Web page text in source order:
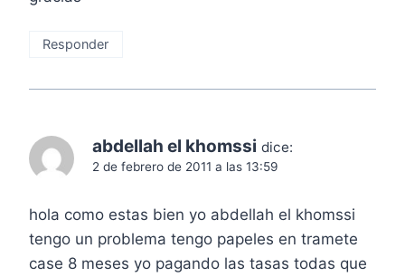
Responder
abdellah el khomssi dice:
2 de febrero de 2011 a las 13:59
hola como estas bien yo abdellah el khomssi
tengo un problema tengo papeles en tramete
case 8 meses yo pagando las tasas todas que